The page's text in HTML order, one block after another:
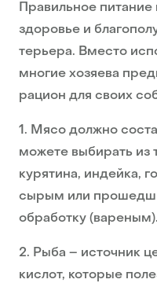
Правильное
здоровье и
терьера. Вместо
многие хозяева
рацион для своих
1. Мясо должно
можете выбирать из
курятина, индейка,
сырым или
обработку (вареным).
2. Рыба – источник
кислот, которые